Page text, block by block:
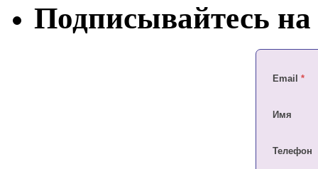
Подписывайтесь
Email *
Имя
Телефон